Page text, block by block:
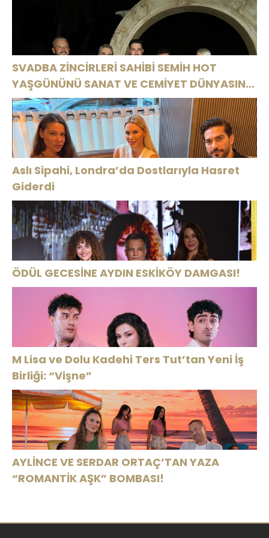
SON KEZ
HARBİYE’DE
OLACAK!
MAGAZİN’DE:
“SON
OLARAK VAR
OLACAĞIM!”
SVADBA ZİNCİRLERİ SAHİBİ SEMİH HOT
YAŞGÜNÜNÜ SANAT VE CEMİYET DÜNYASININ
ÜNLÜ İSİMLERİYLE KUTLADI!
Aslı Sipahi, Londra’da Dostlarıyla Hasret
Giderdi
ÖDÜL GECESİNE AYDIN ESKİKÖY DAMGASI!
M Lisa ve Dolu Kadehi Ters Tut’tan Yeni İş
Birliği: “Vişne”
AYLİNCE VE SERDAR ORTAÇ’TAN YAZA
“ROMANTİK AŞK” BOMBASI!